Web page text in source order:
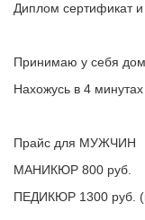
Диплом сертификат
Принимаю у себя
Нахожусь в 4
Прайс для МУЖЧИН
МАНИКЮР 800 руб.
ПЕДИКЮР 1300 руб.